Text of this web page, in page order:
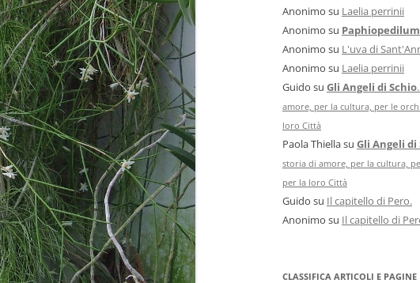
Anonimo su Laelia perrinii
Anonimo su Paphiopedilum
Anonimo su L'uva di
Anonimo su Laelia perrinii
Guido su Gli Angeli di Schio
amore, per la cultura, per le
loro Città
Paola Thiellasu Gli Angeli di
storia di amore, per la cultura,
per la loro Città
Guido su Il capitello di Pero.
Anonimo su Il capitello di
CLASSIFICA ARTICOLI E PAGINE